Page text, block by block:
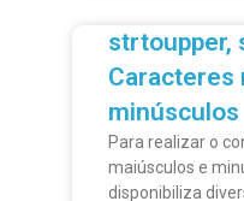
strtoupper,
Caracteres
minúsculos
Para realizar o
maiúsculos e
disponibiliza